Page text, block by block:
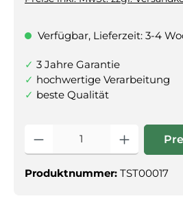
Verfügbar, Lieferzeit: 3-4
3 Jahre Garantie
hochwertige Verarbeitung
beste Qualität
Produkt
Produktnummer: TST00017